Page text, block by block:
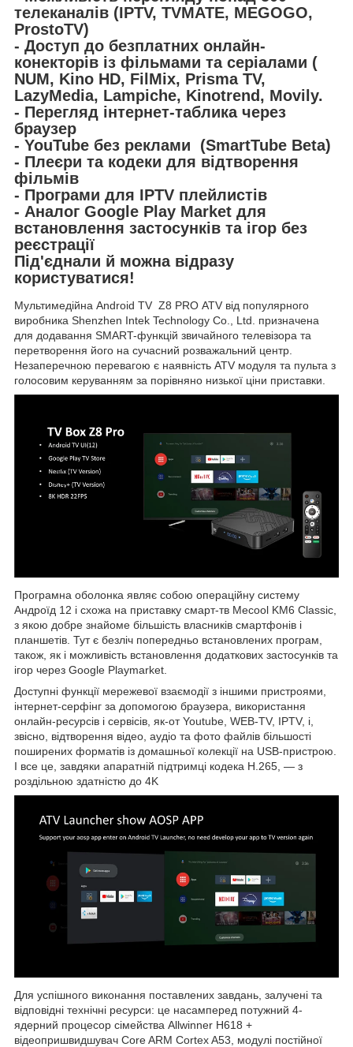
телеканалів (IPTV, TVMATE, MEGOGO,
ProstoTV)
- Доступ до безплатних онлайн-
конекторів із фільмами та серіалами (
NUM, Kino HD, FilMix, Prisma TV,
LazyMedia, Lampiche, Kinotrend, Movily.
- Перегляд інтернет-таблика через
браузер
- YouTube без реклами (SmartTube Beta)
- Плеєри та кодеки для відтворення
фільмів
- Програми для IPTV плейлистів
- Аналог Google Play Market для
встановлення застосунків та ігор без
реєстрації
Під'єднали й можна відразу
користуватися!
Мультимедійна Android TV Z8 PRO ATV від популярного
виробника Shenzhen Intek Technology Co., Ltd. призначена
для додавання SMART-функцій звичайного телевізора та
перетворення його на сучасний розважальний центр.
Незаперечною перевагою є наявність ATV модуля та пульта з
голосовим керуванням за порівняно низької ціни приставки.
Програмна оболонка являє собою операційну систему
Андроїд 12 і схожа на приставку смарт-тв Mecool KM6 Classic,
з якою добре знайоме більшість власників смартфонів і
планшетів. Тут є безліч попередньо встановлених програм,
також, як і можливість встановлення додаткових застосунків та
ігор через Google Playmarket.
Доступні функції мережевої взаємодії з іншими пристроями,
інтернет-серфінг за допомогою браузера, використання
онлайн-ресурсів і сервісів, як-от Youtube, WEB-TV, IPTV, і,
звісно, відтворення відео, аудіо та фото файлів більшості
поширених форматів із домашньої колекції на USB-пристрою.
І все це, завдяки апаратній підтримці кодека H.265, — з
роздільною здатністю до 4K
Для успішного виконання поставлених завдань, залучені та
відповідні технічні ресурси: це насамперед потужний 4-
ядерний процесор сімейства Allwinner H618 +
відеопришвидшувач Core ARM Cortex A53, модулі постійної